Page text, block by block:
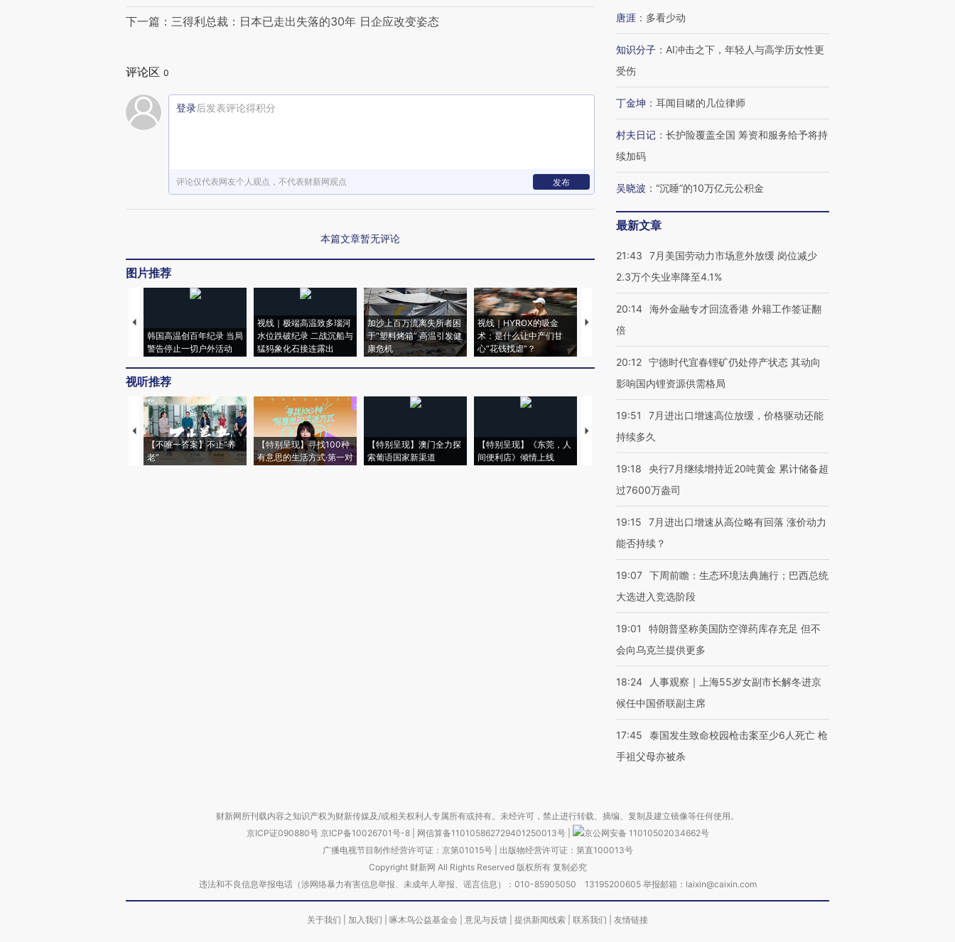
下一篇：三得利总裁：日本已走出失落的30年 日企应改变姿态
评论区 0
登录后发表评论得积分
评论仅代表网友个人观点，不代表财新网观点 发布
本篇文章暂无评论
图片推荐
韩国高温创百年纪录 当局
警告停止一切户外活动
视线｜极端高温致多瑙河
水位跌破纪录 二战沉船与
猛犸象化石接连露出
加沙上百万流离失所者困
于“塑料烤箱” 高温引发健
康危机
视线｜HYROX的吸金
术：是什么让中产们甘
心“花钱找虐”？
马航飞行员跨国走私7万
粒摇头丸 尿检体内含3种
育部长拱下台
飞地休达
视听推荐
【不唯一答案】不止“养
老”
【特别呈现】寻找100种
有意思的生活方式·第一对
【特别呈现】澳门全力探
索葡语国家新渠道
【特别呈现】《东莞，人
间便利店》倾情上线
【推广】走进第四届链博
会，让数智科技“链”接产
唐涯 ： 多看少动
知识分子 ： AI冲击之下，年轻人与高学历女性更
受伤
丁金坤 ： 耳闻目睹的几位律师
村夫日记 ： 长护险覆盖全国 筹资和服务给予将持
续加码
吴晓波 ： “沉睡”的10万亿元公积金
最新文章
21:43
7月美国劳动力市场意外放缓 岗位减少
2.3万个失业率降至4.1%
20:14 海外金融专才回流香港 外籍工作签证翻
倍
20:12 宁德时代宜春锂矿仍处停产状态 其动向
影响国内锂资源供需格局
19:51
7月进出口增速高位放缓，价格驱动还能
持续多久
19:18
央行7月继续增持近20吨黄金 累计储备超
过7600万盎司
19:15
7月进出口增速从高位略有回落 涨价动力
能否持续？
19:07 下周前瞻：生态环境法典施行；巴西总统
大选进入竞选阶段
19:01
特朗普坚称美国防空弹药库存充足 但不
会向乌克兰提供更多
18:24
人事观察｜上海55岁女副市长解冬进京
候任中国侨联副主席
17:45
泰国发生致命校园枪击案至少6人死亡 枪
手祖父母亦被杀
财新网所刊载内容之知识产权为财新传媒及/或相关权利人专属所有或持有。未经许可，禁止进行转载、摘编、复制及建立镜像等任何使用。
京ICP证090880号 京ICP备10026701号-8 网信算备110105862729401250013号
京公网安备 11010502034662号
广播电视节目制作经营许可证：京第01015号| 出版物经营许可证：第直100013号
Copyright 财新网 All Rights Reserved 版权所有 复制必究
违法和不良信息举报电话（涉网络暴力有害信息举报、未成年人举报、谣言信息）：010-85905050 13195200605 举报邮箱：laixin@caixin.com
关于我们 加入我们 啄木鸟公益基金会 意见与反馈 提供新闻线索 联系我们 友情链接